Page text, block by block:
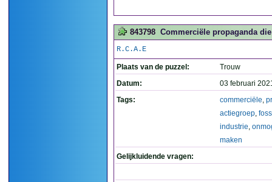
843798 Commerciële propaganda
R.C.A.E
Plaats van de puzzel:
Trouw
Datum:
03 februari
Tags:
commerciële,
actiegroep,
industrie,
maken
Gelijkluidende vragen: